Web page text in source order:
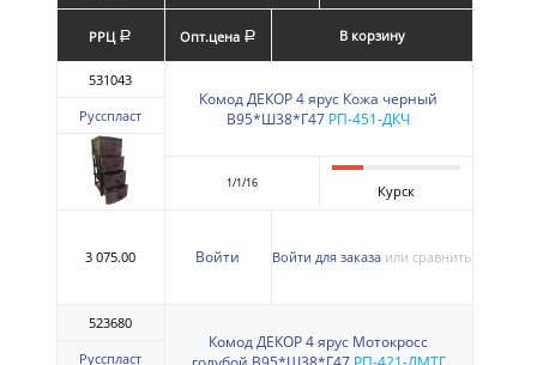
РРЦ a Опт.цена a В корзину
531043
Русспласт
Комод ДЕКОР 4 ярус Кожа черный
В95*Ш38*Г47 РП-451-ДКЧ
1/1/16 Курск
3 075.00 Войти Войти для заказа или сравнить
523680
Русспласт
Комод ДЕКОР 4 ярус Мотокросс